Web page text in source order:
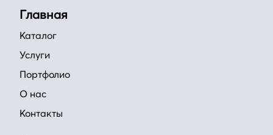
Главная
Каталог
Услуги
Портфолио
О нас
Контакты